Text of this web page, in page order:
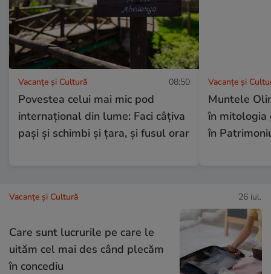
Vacanțe și Cultură 08:50
Povestea celui mai mic pod
internațional din lume: Faci câțiva
pași și schimbi și țara, și fusul orar
Vacanțe și
Muntele
în mitologia
în
Vacanțe și Cultură 26 iul.
Care sunt lucrurile pe care le
uităm cel mai des când plecăm
în concediu